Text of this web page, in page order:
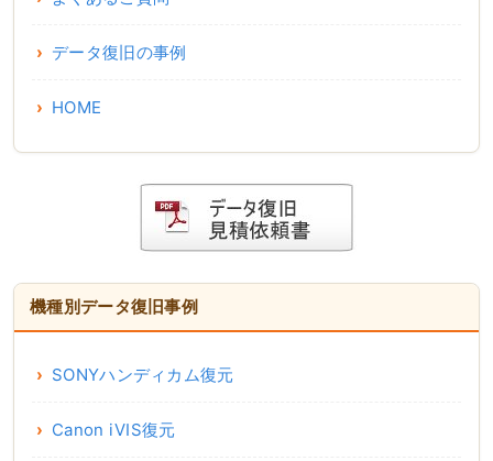
データ復旧の事例
HOME
機種別データ復旧事例
SONYハンディカム復元
Canon iVIS復元